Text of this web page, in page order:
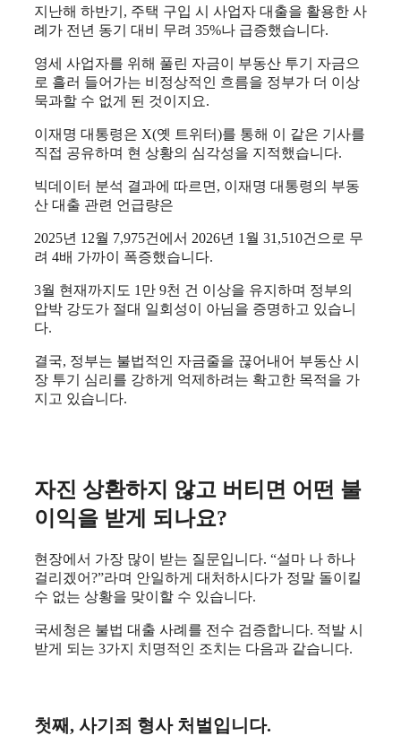
​지난해 하반기, 주택 구입 시 사업자 대출을 활용한 사
례가 전년 동기 대비 무려 35%나 급증했습니다.
​영세 사업자를 위해 풀린 자금이 부동산 투기 자금으
로 흘러 들어가는 비정상적인 흐름을 정부가 더 이상
묵과할 수 없게 된 것이지요.
이재명 대통령은 X(옛 트위터)를 통해 이 같은 기사를
직접 공유하며 현 상황의 심각성을 지적했습니다.
​빅데이터 분석 결과에 따르면, 이재명 대통령의 부동
산 대출 관련 언급량은
​2025년 12월 7,975건에서 2026년 1월 31,510건으로 무
려 4배 가까이 폭증했습니다.
​3월 현재까지도 1만 9천 건 이상을 유지하며 정부의
압박 강도가 절대 일회성이 아님을 증명하고 있습니
다.
​결국, 정부는 불법적인 자금줄을 끊어내어 부동산 시
장 투기 심리를 강하게 억제하려는 확고한 목적을 가
지고 있습니다.
자진 상환하지 않고 버티면 어떤 불
이익을 받게 되나요?
​현장에서 가장 많이 받는 질문입니다. “설마 나 하나
걸리겠어?”라며 안일하게 대처하시다가 정말 돌이킬
수 없는 상황을 맞이할 수 있습니다.
​국세청은 불법 대출 사례를 전수 검증합니다. 적발 시
받게 되는 3가지 치명적인 조치는 다음과 같습니다.
첫째, 사기죄 형사 처벌입니다.